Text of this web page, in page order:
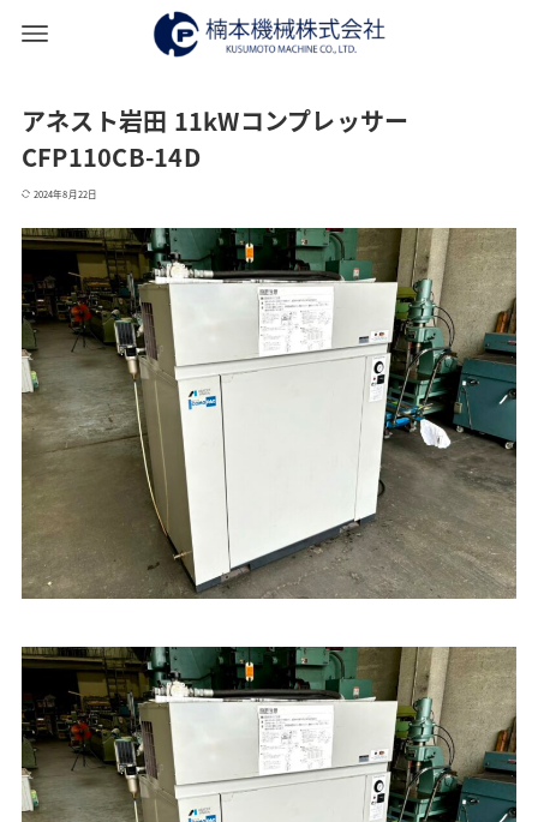
アネスト岩田 11kWコンプレッサー
CFP110CB-14D
2024年8月22日